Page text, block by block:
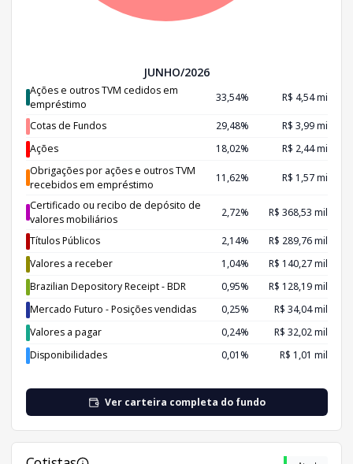
JUNHO/2026
Ações e outros TVM cedidos em
empréstimo
33,54% R$ 4,54 mi
Cotas de Fundos 29,48%
R$ 3,99 mi
Ações
18,02%
R$ 2,44 mi
Obrigações por ações e outros TVM
recebidos em empréstimo
11,62% R$ 1,57 mi
Certificado ou recibo de depósito de
valores mobiliários
2,72% R$ 368,53 mil
Títulos Públicos 2,14%
R$ 289,76 mil
Valores a receber
1,04%
R$ 140,27 mil
Brazilian Depository Receipt - BDR
0,95%
R$ 128,19 mil
Mercado Futuro - Posições vendidas
0,25%
R$ 34,04 mil
Valores a pagar
0,24%
R$ 32,02 mil
Disponibilidades
0,01% R$ 1,01 mil
Ver carteira completa do fundo